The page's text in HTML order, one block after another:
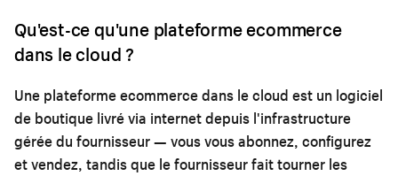
Qu'est-ce qu'une plateforme ecommerce
dans le cloud ?
Une plateforme ecommerce dans le cloud est un logiciel
de boutique livré via internet depuis l'infrastructure
gérée du fournisseur — vous vous abonnez, configurez
et vendez, tandis que le fournisseur fait tourner les